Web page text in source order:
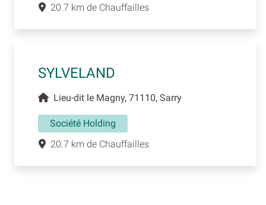
20.7 km de Chauffailles
SYLVELAND
Lieu-dit le Magny, 71110, Sarry
Société Holding
20.7 km de Chauffailles